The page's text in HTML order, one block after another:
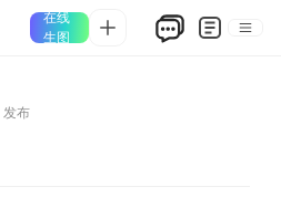
在线
生图
发布